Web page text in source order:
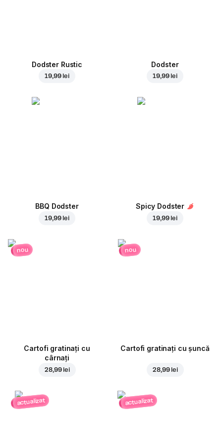
Dodster Rustic
19,99 lei
Dodster
19,99 lei
BBQ Dodster
19,99 lei
Spicy Dodster
19,99 lei
nou
Cartofi gratinați cu
cârnați
28,99 lei
nou
Cartofi gratinați cu șuncă
28,99 lei
actualizat actualizat